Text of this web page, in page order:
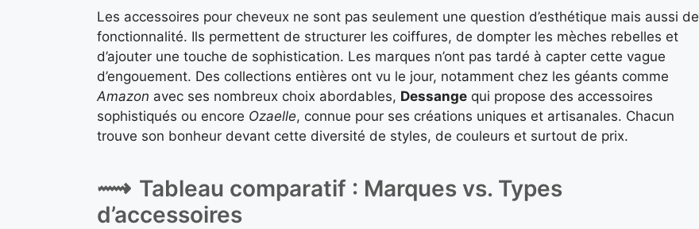
Les accessoires pour cheveux ne sont pas seulement une question d’esthétique mais aussi de
fonctionnalité. Ils permettent de structurer les coiffures, de dompter les mèches rebelles et
d’ajouter une touche de sophistication. Les marques n’ont pas tardé à capter cette vague
d’engouement. Des collections entières ont vu le jour, notamment chez les géants comme
Amazon avec ses nombreux choix abordables, Dessange qui propose des accessoires
sophistiqués ou encore Ozaelle, connue pour ses créations uniques et artisanales. Chacun
trouve son bonheur devant cette diversité de styles, de couleurs et surtout de prix.
Tableau comparatif : Marques vs. Types
d’accessoires